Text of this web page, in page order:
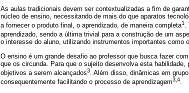
As aulas tradicionais devem ser contextualizadas a fim de
núcleo de ensino, necessitando de mais do que aparatos
a fornecer o produto final, o aprendizado, de maneira completa1 .
aprendizado, sendo a última trivial para a construção de um
o interesse do aluno, utilizando instrumentos importantes como
O ensino é um grande desafio ao professor que busca fazer
que os circunda. Para que o sujeito desenvolva esta
objetivos a serem alcançados3 . Além disso, dinâmicas em
consequentemente facilitando o processo de aprendizagem3,4.